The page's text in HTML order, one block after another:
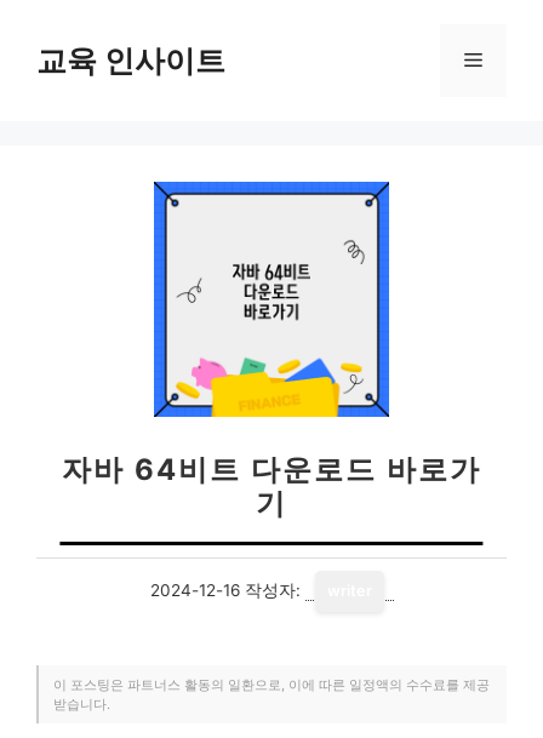
교육 인사이트 메
자바 64비트 다운로드 바로가
기
2024-12-16 작성자:
이 포스팅은 파트너스 활동의 일환으로, 이에 따른 일정액의 수수료를 제공
받습니다.